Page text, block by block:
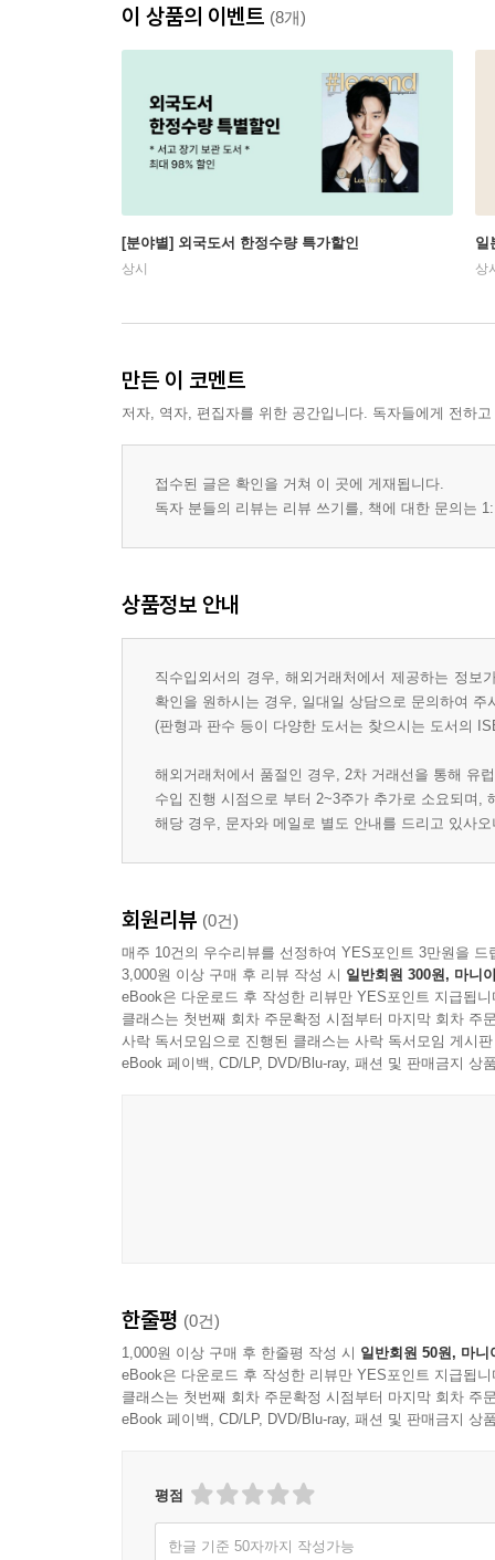
이 상품의 이벤트 (8개)
[분야별] 외국도서 한정수량 특가할인
상시
일
상
만든 이 코멘트
저자, 역자, 편집자를 위한 공간입니다. 독자들에게 전하
접수된 글은 확인을 거쳐 이 곳에 게재됩니다.
독자 분들의 리뷰는 리뷰 쓰기를, 책에 대한 문의는
상품정보 안내
직수입외서의 경우, 해외거래처에서 제공하는 정
확인을 원하시는 경우, 일대일 상담으로 문의하여 주
(판형과 판수 등이 다양한 도서는 찾으시는 도서의
해외거래처에서 품절인 경우, 2차 거래선을 통해 유
수입 진행 시점으로 부터 2~3주가 추가로 소요되며,
해당 경우, 문자와 메일로 별도 안내를 드리고 있사
회원리뷰 (0건)
매주 10건의 우수리뷰를 선정하여 YES포인트 3만원을 드
3,000원 이상 구매 후 리뷰 작성 시 일반회원 300원, 마니
eBook은 다운로드 후 작성한 리뷰만 YES포인트 지급됩니
클래스는 첫번째 회차 주문확정 시점부터 마지막 회차 주
사락 독서모임으로 진행된 클래스는 사락 독서모임 게시
eBook 페이백, CD/LP, DVD/Blu-ray, 패션 및 판매금지 상
한줄평 (0건)
1,000원 이상 구매 후 한줄평 작성 시 일반회원 50원, 마니
eBook은 다운로드 후 작성한 리뷰만 YES포인트 지급됩니
클래스는 첫번째 회차 주문확정 시점부터 마지막 회차 주
eBook 페이백, CD/LP, DVD/Blu-ray, 패션 및 판매금지 상
평점
한글 기준 50자까지 작성가능